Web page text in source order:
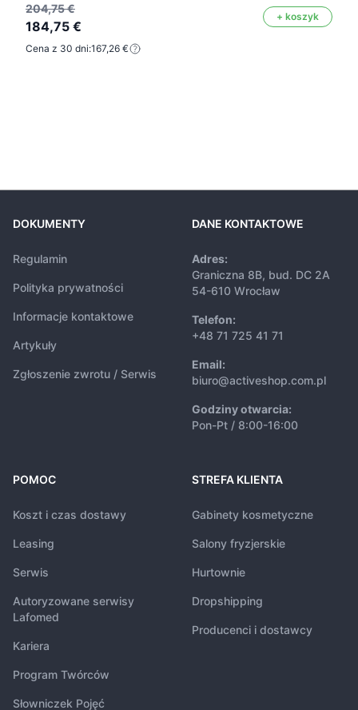
204,75 €
184,75 €
+ koszyk
Cena z 30 dni:167,26 €
DOKUMENTY
Regulamin
Polityka prywatności
Informacje kontaktowe
Artykuły
Zgłoszenie zwrotu / Serwis
DANE KONTAKTOWE
Adres:
Graniczna 8B, bud. DC 2A
54-610 Wrocław
Telefon:
+48 71 725 41 71
Email:
biuro@activeshop.com.pl
Godziny otwarcia:
Pon-Pt / 8:00-16:00
POMOC
Koszt i czas dostawy
Leasing
Serwis
Autoryzowane serwisy
Lafomed
Kariera
Program Twórców
Słowniczek Pojęć
STREFA KLIENTA
Gabinety kosmetyczne
Salony fryzjerskie
Hurtownie
Dropshipping
Producenci i dostawcy